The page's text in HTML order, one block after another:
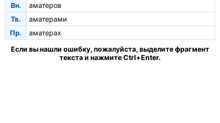
Вн.
аматеров
Тв.
аматерами
Пр.
аматерах
Если вы нашли ошибку, пожалуйста, выделите фрагмент
текста и нажмите Ctrl+Enter.